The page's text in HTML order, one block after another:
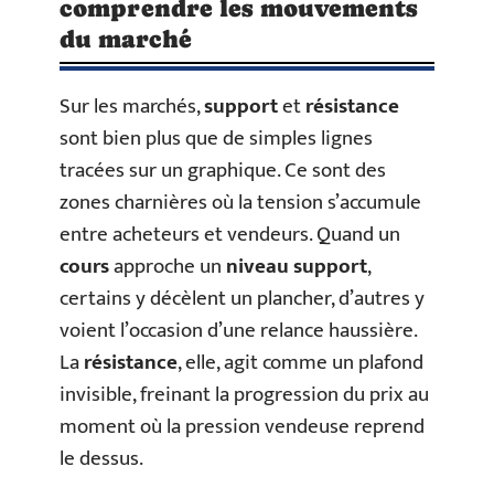
comprendre les mouvements
du marché
Sur les marchés,supportetrésistance
sont bien plus que de simples lignes
tracées sur un graphique. Ce sont des
zones charnières où la tension s’accumule
entre acheteurs et vendeurs. Quand un
coursapproche unniveau support,
certains y décèlent un plancher, d’autres y
voient l’occasion d’une relance haussière.
Larésistance, elle, agit comme un plafond
invisible, freinant la progression du prix au
moment où la pression vendeuse reprend
le dessus.